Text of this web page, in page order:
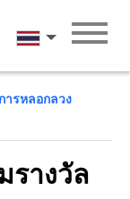
ภาษาไทย
การหลอกลวง
รางวัล